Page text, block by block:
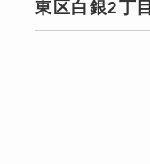
東区白銀2丁目